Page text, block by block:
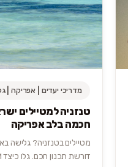
מדריכי יעדים | אפריקה |
טנזניה למטיילים
חכמה בלב אפריקה
מטיילים בטנזניה? גלישה